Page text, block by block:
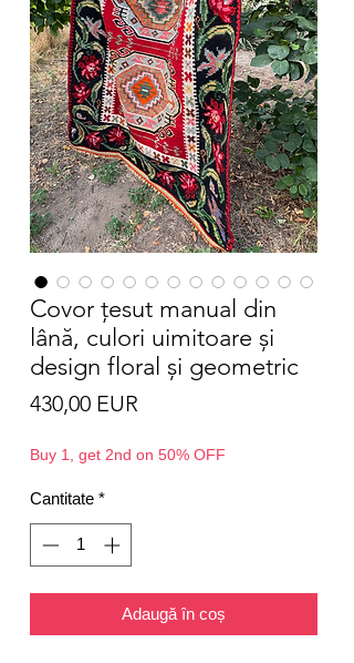
Covor țesut manual din
lână, culori uimitoare și
design floral și geometric
430,00 EUR
Buy 1, get 2nd on 50% OFF
Cantitate *
Adaugă în coș